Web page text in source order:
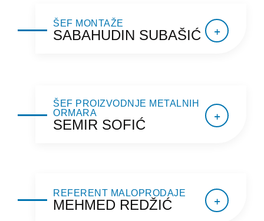
ŠEF MONTAŽE
SABAHUDIN SUBAŠIĆ
ŠEF PROIZVODNJE METALNIH
ORMARA
SEMIR SOFIĆ
REFERENT MALOPRODAJE
MEHMED REDŽIĆ